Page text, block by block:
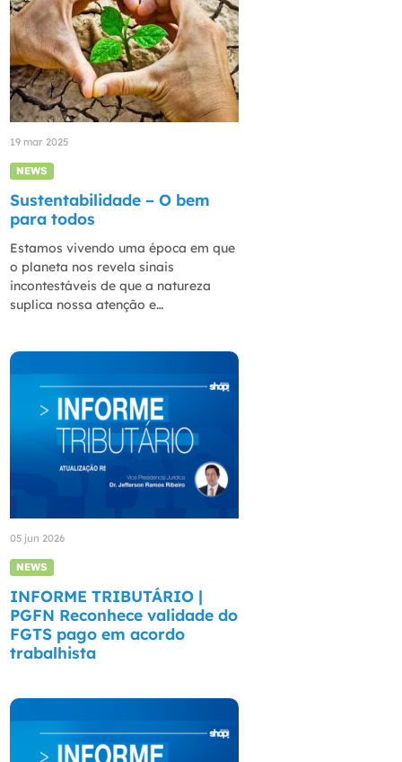
19 mar 2025
NEWS
Sustentabilidade – O bem
para todos
Estamos vivendo uma época em que
o planeta nos revela sinais
incontestáveis de que a natureza
suplica nossa atenção e…
05 jun 2026
NEWS
INFORME TRIBUTÁRIO |
PGFN Reconhece validade do
FGTS pago em acordo
trabalhista